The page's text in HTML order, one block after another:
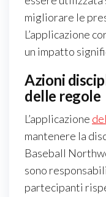
migliorare le
L’applicazione
un impatto
Azioni
delle regole
L’applicazione
mantenere la
Baseball
sono
partecipanti